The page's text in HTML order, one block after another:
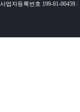
사업자등록번호 199-81-00459 /